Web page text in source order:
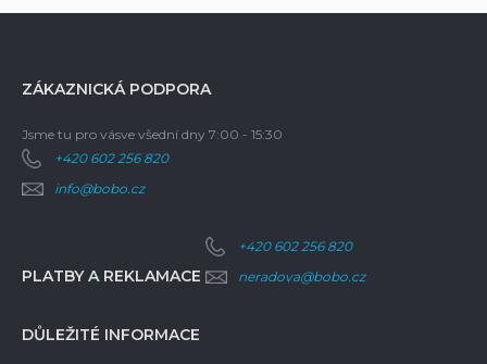
ZÁKAZNICKÁ PODPORA
Jsme tu pro vásve všední dny 7:00 - 15:30
+420 602 256 820
info@bobo.cz
PLATBY A REKLAMACE
+420 602 256 820
neradova@bobo.cz
DŮLEŽITÉ INFORMACE